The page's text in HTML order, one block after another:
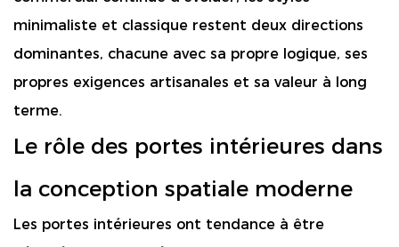
minimaliste et classique restent deux directions
dominantes, chacune avec sa propre logique, ses
propres exigences artisanales et sa valeur à long
terme.
Le rôle des portes intérieures dans
la conception spatiale moderne
Les portes intérieures ont tendance à être